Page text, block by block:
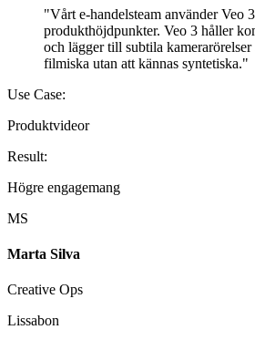
"Vårt e-handelsteam använder Veo
produkthöjdpunkter. Veo 3 håller
och lägger till subtila kamerarörelser
filmiska utan att kännas syntetiska."
Use Case:
Produktvideor
Result:
Högre engagemang
MS
Marta Silva
Creative Ops
Lissabon